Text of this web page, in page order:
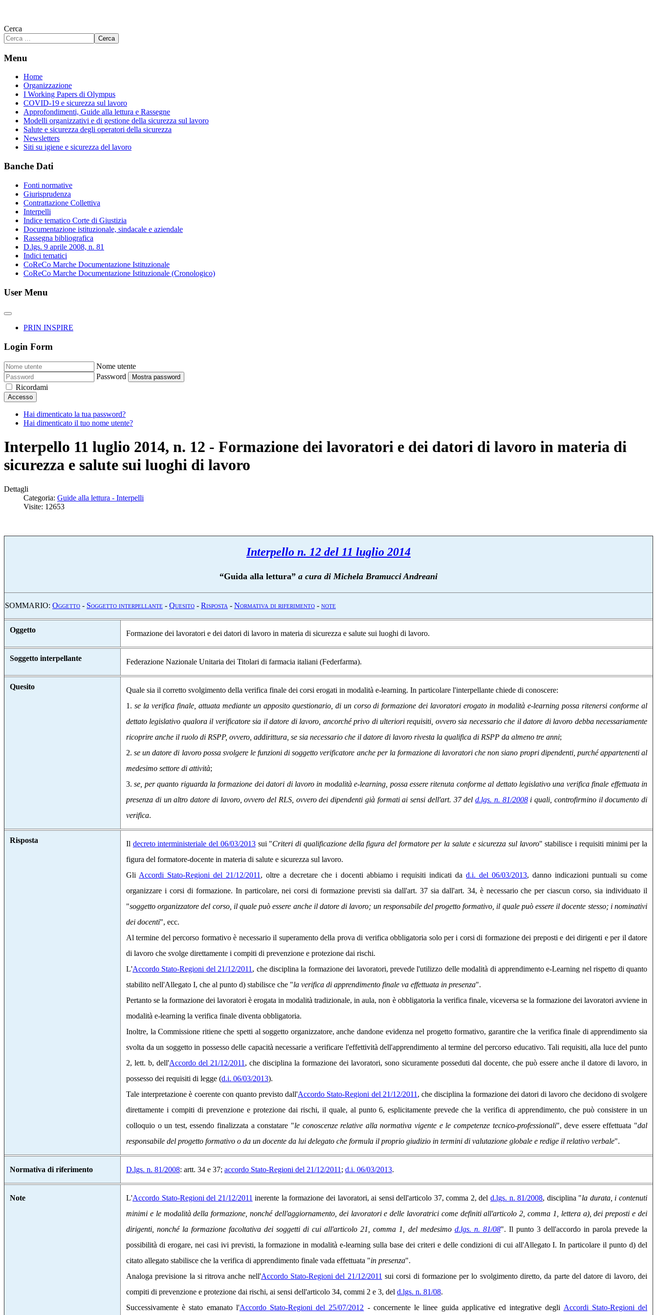
Cerca
Cerca
Menu
Home
Organizzazione
I Working Papers di Olympus
COVID-19 e sicurezza sul lavoro
Approfondimenti, Guide alla lettura e Rassegne
Modelli organizzativi e di gestione della sicurezza sul lavoro
Salute e sicurezza degli operatori della sicurezza
Newsletters
Siti su igiene e sicurezza del lavoro
Banche Dati
Fonti normative
Giurisprudenza
Contrattazione Collettiva
Interpelli
Indice tematico Corte di Giustizia
Documentazione istituzionale, sindacale e aziendale
Rassegna bibliografica
D.lgs. 9 aprile 2008, n. 81
Indici tematici
CoReCo Marche Documentazione Istituzionale
CoReCo Marche Documentazione Istituzionale (Cronologico)
User Menu
PRIN INSPIRE
Login Form
Nome utente
Password
Mostra password
Ricordami
Accesso
Hai dimenticato la tua password?
Hai dimenticato il tuo nome utente?
Interpello 11 luglio 2014, n. 12 - Formazione dei lavoratori e dei datori di lavoro in materia di
sicurezza e salute sui luoghi di lavoro
Dettagli
Categoria: Guide alla lettura - Interpelli
Visite: 12653
Interpello n. 12 del 11 luglio 2014
“Guida alla lettura” a cura di Michela Bramucci Andreani
SOMMARIO: Oggetto - Soggetto interpellante - Quesito - Risposta - Normativa di riferimento - note
Oggetto Formazione dei lavoratori e dei datori di lavoro in materia di sicurezza e salute sui luoghi di lavoro.
Soggetto interpellante Federazione Nazionale Unitaria dei Titolari di farmacia italiani (Federfarma).
Quesito
Quale sia il corretto svolgimento della verifica finale dei corsi erogati in modalità e-learning. In particolare l'interpellante chiede di conoscere:
1. se la verifica finale, attuata mediante un apposito questionario, di un corso di formazione dei lavoratori erogato in modalità e-learning possa ritenersi conforme al
dettato legislativo qualora il verificatore sia il datore di lavoro, ancorché privo di ulteriori requisiti, ovvero sia necessario che il datore di lavoro debba necessariamente
ricoprire anche il ruolo di RSPP, ovvero, addirittura, se sia necessario che il datore di lavoro rivesta la qualifica di RSPP da almeno tre anni;
2.se un datore di lavoro possa svolgere le funzioni di soggetto verificatore anche per la formazione di lavoratori che non siano propri dipendenti, purché appartenenti al
medesimo settore di attività;
3.se, per quanto riguarda la formazione dei datori di lavoro in modalità e-learning, possa essere ritenuta conforme al dettato legislativo una verifica finale effettuata in
presenza di un altro datore di lavoro, ovvero del RLS, ovvero dei dipendenti già formati ai sensi dell'art. 37 del d.lgs. n. 81/2008i quali, controfirmino il documento di
verifica.
Risposta Il decreto interministeriale del 06/03/2013sui "Criteri di qualificazione della figura del formatore per la salute e sicurezza sul lavoro" stabilisce i requisiti minimi per la
figura del formatore-docente in materia di salute e sicurezza sul lavoro.
Gli Accordi Stato-Regioni del 21/12/2011 , oltre a decretare che i docenti abbiamo i requisiti indicati dad.i. del 06/03/2013, danno indicazioni puntuali su come
organizzare i corsi di formazione. In particolare, nei corsi di formazione previsti sia dall'art. 37 sia dall'art. 34, è necessario che per ciascun corso, sia individuato il
"soggetto organizzatore del corso, il quale può essere anche il datore di lavoro; un responsabile del progetto formativo, il quale può essere il docente stesso; i nominativi
dei docenti", ecc.
Al termine del percorso formativo è necessario il superamento della prova di verifica obbligatoria solo per i corsi di formazione dei preposti e dei dirigenti e per il datore
di lavoro che svolge direttamente i compiti di prevenzione e protezione dai rischi.
L'Accordo Stato-Regioni del 21/12/2011 , che disciplina la formazione dei lavoratori, prevede l'utilizzo delle modalità di apprendimento e-Learning nel rispetto di quanto
stabilito nell'Allegato I, che al punto d) stabilisce che "la verifica di apprendimento finale va effettuata in presenza".
Pertanto se la formazione dei lavoratori è erogata in modalità tradizionale, in aula, non è obbligatoria la verifica finale, viceversa se la formazione dei lavoratori avviene in
modalità e-learning la verifica finale diventa obbligatoria.
Inoltre, la Commissione ritiene che spetti al soggetto organizzatore, anche dandone evidenza nel progetto formativo, garantire che la verifica finale di apprendimento sia
svolta da un soggetto in possesso delle capacità necessarie a verificare l'effettività dell'apprendimento al termine del percorso educativo. Tali requisiti, alla luce del punto
2, lett. b, dell'Accordo del 21/12/2011 , che disciplina la formazione dei lavoratori, sono sicuramente posseduti dal docente, che può essere anche il datore di lavoro, in
possesso dei requisiti di legge (d.i. 06/03/2013).
Tale interpretazione è coerente con quanto previsto dall'Accordo Stato-Regioni del 21/12/2011 , che disciplina la formazione dei datori di lavoro che decidono di svolgere
direttamente i compiti di prevenzione e protezione dai rischi, il quale, al punto 6, esplicitamente prevede che la verifica di apprendimento, che può consistere in un
colloquio o un test, essendo finalizzata a constatare "le conoscenze relative alla normativa vigente e le competenze tecnico-professionali", deve essere effettuata "dal
responsabile del progetto formativo o da un docente da lui delegato che formula il proprio giudizio in termini di valutazione globale e redige il relativo verbale".
Normativa di riferimento D.lgs. n. 81/2008: artt. 34 e 37; accordo Stato-Regioni del 21/12/2011 ; d.i. 06/03/2013.
Note L'Accordo Stato-Regioni del 21/12/2011 inerente la formazione dei lavoratori, ai sensi dell'articolo 37, comma 2, deld.lgs. n. 81/2008, disciplina "la durata, i contenuti
minimi e le modalità della formazione, nonché dell'aggiornamento, dei lavoratori e delle lavoratrici come definiti all'articolo 2, comma 1, lettera a), dei preposti e dei
dirigenti, nonché la formazione facoltativa dei soggetti di cui all'articolo 21, comma 1, del medesimo d.lgs. n. 81/08". Il punto 3 dell'accordo in parola prevede la
possibilità di erogare, nei casi ivi previsti, la formazione in modalità e-learning sulla base dei criteri e delle condizioni di cui all'Allegato I. In particolare il punto d) del
citato allegato stabilisce che la verifica di apprendimento finale vada effettuata "in presenza".
Analoga previsione la si ritrova anche nell'Accordo Stato-Regioni del 21/12/2011 sui corsi di formazione per lo svolgimento diretto, da parte del datore di lavoro, dei
compiti di prevenzione e protezione dai rischi, ai sensi dell'articolo 34, commi 2 e 3, del d.lgs. n. 81/08.
Successivamente è stato emanato l'Accordo Stato-Regioni del 25/07/2012 - concernente le linee guida applicative ed integrative degli Accordi Stato-Regioni del